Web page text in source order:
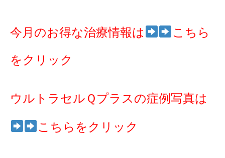
今月のお得な治療情報は こちら
をクリック
ウルトラセルＱプラスの症例写真は
こちらをクリック